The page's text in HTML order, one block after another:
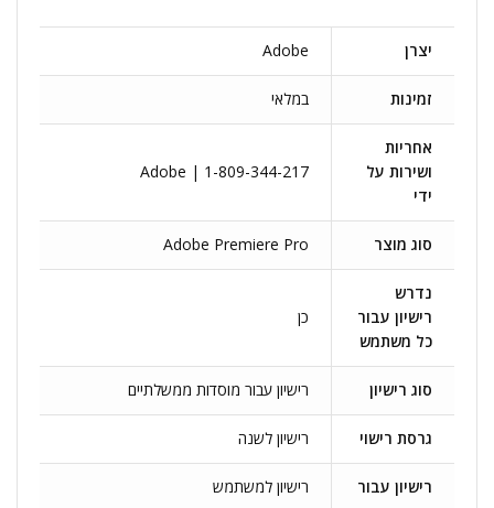
יצרן Adobe
זמינות במלאי
אחריות
ושירות על
ידי
Adobe | 1-809-344-217
סוג מוצר Adobe Premiere Pro
נדרש
רישיון עבור
כל משתמש
כן
סוג רישיון רישיון עבור מוסדות ממשלתיים
גרסת רישוי רישיון לשנה
רישיון עבור רישיון למשתמש